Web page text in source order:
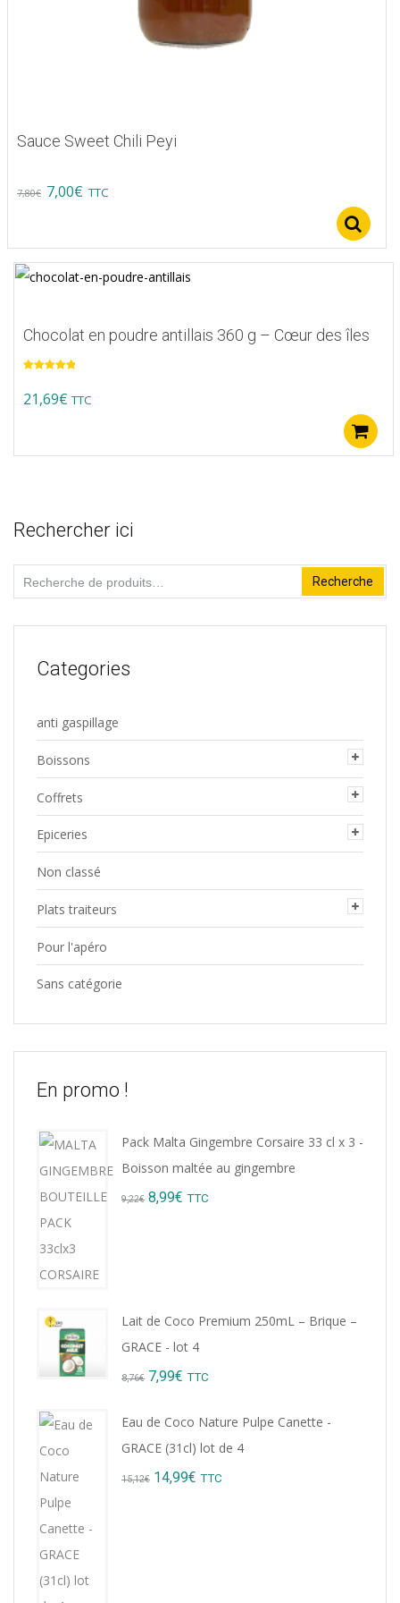
Sauce Sweet Chili Peyi
7,80€ Original
was:
7,80€.
7,00€ Current
is:
7,00€.
TTC
Chocolat en poudre antillais 360 g – Cœur des îles
sur 5
21,69€ TTC
Rechercher ici
Recherche
pour :
Recherche
Categories
anti gaspillage
Boissons
Coffrets
Epiceries
Non classé
Plats traiteurs
Pour l'apéro
Sans catégorie
En promo !
Pack Malta Gingembre Corsaire 33 cl x 3 -
Boisson maltée au gingembre
9,22€ Original
8,99€ Current
TTC
Lait de Coco Premium 250mL – Brique –
GRACE - lot 4
8,76€ Original
7,99€ Current
TTC
Eau de Coco Nature Pulpe Canette -
GRACE (31cl) lot de 4
15,12€ Original
14,99€ Current
TTC